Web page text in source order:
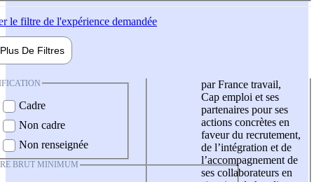
le filtre de l'expérience demandée
Plus De Filtres
Cadre
Non cadre
Non renseignée
BRUT MINIMUM
par France travail,
Cap emploi et ses
partenaires pour ses
actions concrètes en
faveur du recrutement,
de l’intégration et de
l’accompagnement de
ses collaborateurs en